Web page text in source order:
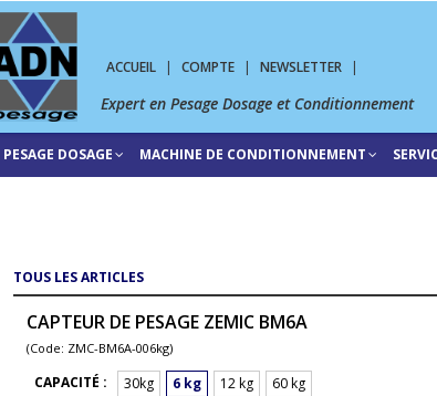
ACCUEIL | COMPTE | NEWSLETTER |
Expert en Pesage Dosage et Conditionnement
PESAGE DOSAGE MACHINE DE CONDITIONNEMENT
TOUS LES ARTICLES
CAPTEUR DE PESAGE ZEMIC BM6A
(Code: ZMC-BM6A-006kg)
CAPACITÉ : 30kg 6 kg 12 kg 60 kg